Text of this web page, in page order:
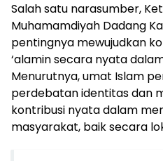
Salah satu narasumber,
Muhamamdiyah Dadang
pentingnya mewujudkan
‘alamin secara nyata
Menurutnya, umat Islam
perdebatan identitas dan
kontribusi nyata dalam
masyarakat, baik secara